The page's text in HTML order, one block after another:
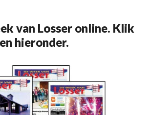
van Losser online. Klik
hieronder.